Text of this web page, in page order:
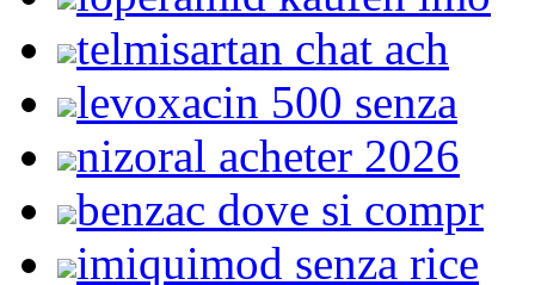
telmisartan chat ach
levoxacin 500 senza
nizoral acheter 2026
benzac dove si compr
imiquimod senza rice